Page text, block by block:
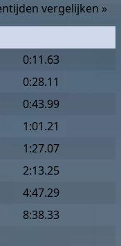
vergelijken »
0:11.63
0:28.11
0:43.99
1:01.21
1:27.07
2:13.25
4:47.29
8:38.33